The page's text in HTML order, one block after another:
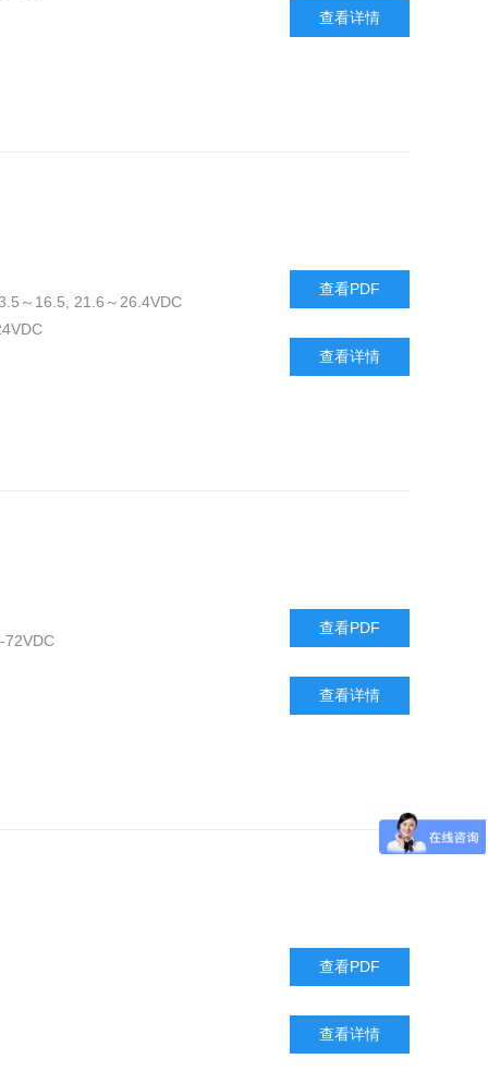
查看详情
～16.5, 21.6～26.4VDC
查看PDF
查看详情
72VDC
查看PDF
查看详情
查看PDF
查看详情